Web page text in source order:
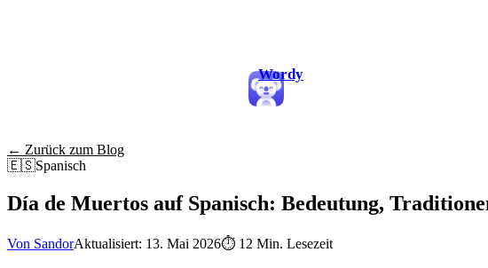
Wordy
← Zurück zum Blog
🇪🇸Spanisch
Día de Muertos auf Spanisch: Bedeutung,
Von SandorAktualisiert: 13. Mai 2026⏱ 12 Min. Lesezeit